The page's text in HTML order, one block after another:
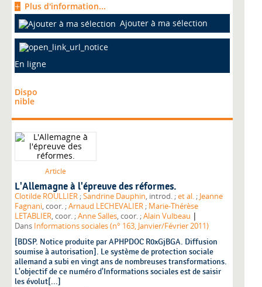
Plus d'information...
Ajouter à ma sélection
En ligne
Dispo
nible
Article
L'Allemagne à l'épreuve des réformes.
Clotilde ROULLIER ;Sandrine Dauphin , introd. ;et al. ; Jeanne
Fagnani
, coor. ;Arnaud LECHEVALIER ; Marie-Thérèse
LETABLIER
, coor. ;Anne Salles , coor. ;Alain Vulbeau |
Dans Informations sociales (n° 163, Janvier/Février 2011)
[BDSP. Notice produite par APHPDOC R0xGjBGA. Diffusion
soumise à autorisation]. Le système de protection sociale
allemand a subi en vingt ans de nombreuses transformations.
L'objectif de ce numéro d'Informations sociales est de saisir
les évolut[...]